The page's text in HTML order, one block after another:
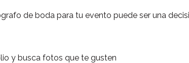
de boda para tu evento puede ser una
y busca fotos que te gusten